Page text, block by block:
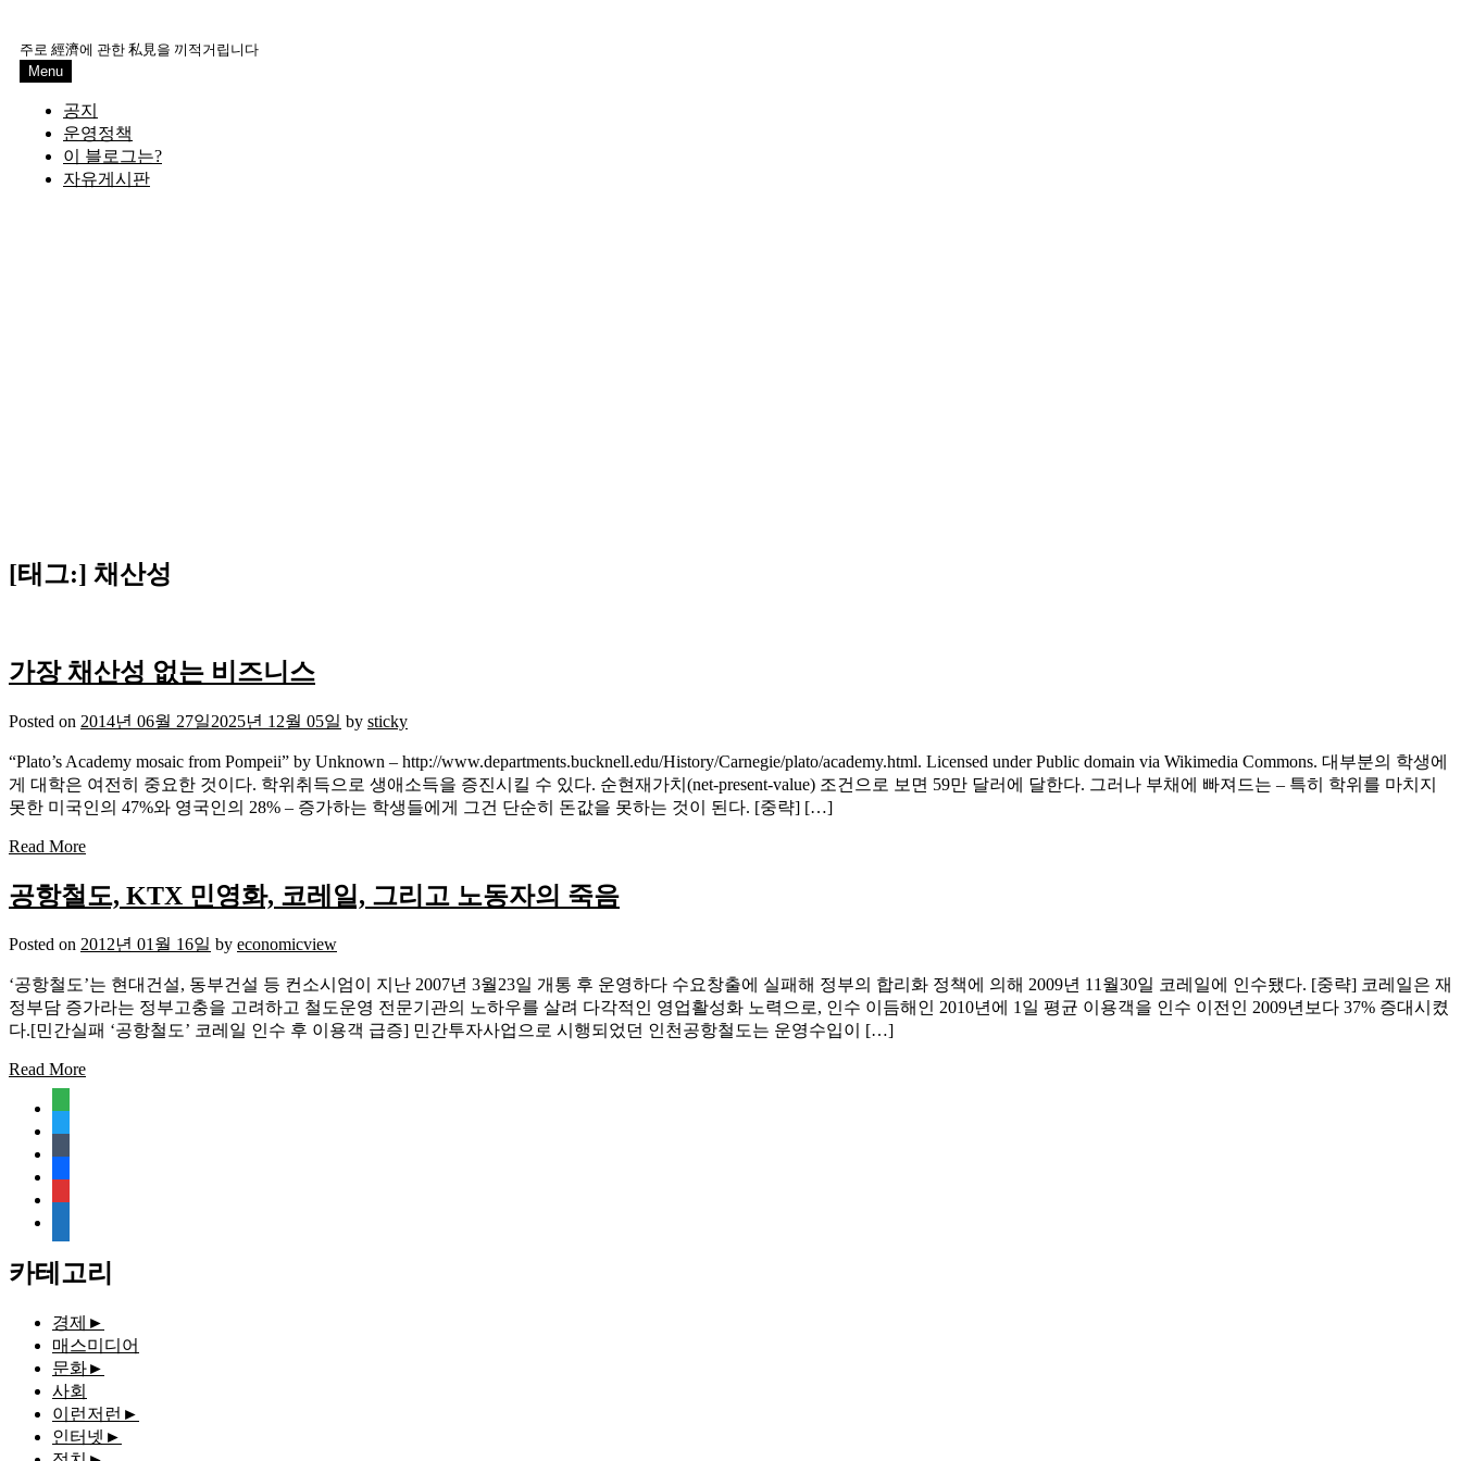
content
주로 經濟에 관한 私見을 끼적거립니다
Menu
공지
운영정책
이 블로그는?
자유게시판
[태그:] 채산성
가장 채산성 없는 비즈니스
Posted on 2014년 06월 27일2025년 12월 05일 by sticky
“Plato’s Academy mosaic from Pompeii” by Unknown – http://www.departments.bucknell.edu/History/Carnegie/plato/academy.html. Licensed under Public domain via Wikimedia Commons. 대부분의 학생에
게 대학은 여전히 중요한 것이다. 학위취득으로 생애소득을 증진시킬 수 있다. 순현재가치(net-present-value) 조건으로 보면 59만 달러에 달한다. 그러나 부채에 빠져드는 – 특히 학위를 마치지
못한 미국인의 47%와 영국인의 28% – 증가하는 학생들에게 그건 단순히 돈값을 못하는 것이 된다. [중략] […]
Read More
공항철도, KTX 민영화, 코레일, 그리고 노동자의 죽음
Posted on 2012년 01월 16일 by economicview
‘공항철도’는 현대건설, 동부건설 등 컨소시엄이 지난 2007년 3월23일 개통 후 운영하다 수요창출에 실패해 정부의 합리화 정책에 의해 2009년 11월30일 코레일에 인수됐다. [중략] 코레일은 재
정부담 증가라는 정부고충을 고려하고 철도운영 전문기관의 노하우를 살려 다각적인 영업활성화 노력으로, 인수 이듬해인 2010년에 1일 평균 이용객을 인수 이전인 2009년보다 37% 증대시켰
다.[민간실패 ‘공항철도’ 코레일 인수 후 이용객 급증] 민간투자사업으로 시행되었던 인천공항철도는 운영수입이 […]
Read More
document
카테고리
경제 ►
매스미디어
문화►
사회
이런저런 ►
인터넷 ►